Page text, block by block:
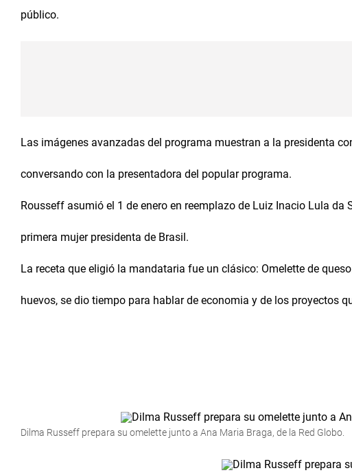
público.
Las imágenes avanzadas del programa muestran a la presidenta
conversando con la presentadora del popular programa.
Rousseff asumió el 1 de enero en reemplazo de Luiz Inacio Lula da
primera mujer presidenta de Brasil.
La receta que eligió la mandataria fue un clásico: Omelette de
huevos, se dio tiempo para hablar de economia y de los proyectos
Dilma Russeff prepara su omelette junto a Ana Maria Braga, de la Red Globo.